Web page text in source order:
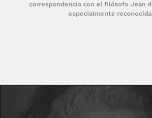
correspondencia con el filósofo Jean
especialmente reconocida